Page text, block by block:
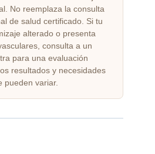
No reemplaza la consulta
de salud certificado. Si tu
alterado o presenta
consulta a un
para una evaluación
resultados y necesidades
pueden variar.